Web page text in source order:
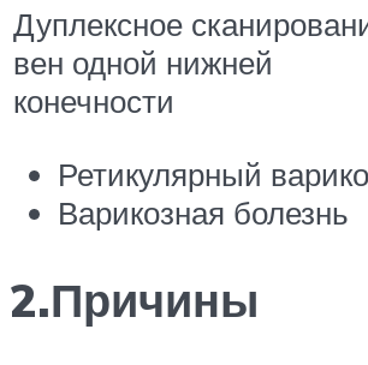
Дуплексное
вен одной нижней
конечности
Ретикулярный
Варикозная болезнь
2.Причины